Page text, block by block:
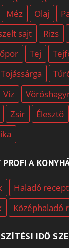
Méz Olaj
sajt Rizs
Tej
Tojássárga
Víz
Zsír Élesztő
PROFI A
Haladó
Középhaladó
IDŐ